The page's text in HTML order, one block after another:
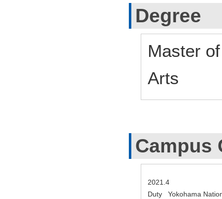
Degree
Master
Arts
Campus
2021.4
Duty Yokohama